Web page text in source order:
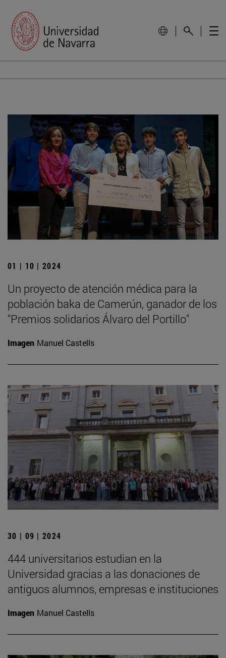
01 | 10 | 2024
Un proyecto de atención médica para la
población baka de Camerún, ganador de los
"Premios solidarios Álvaro del Portillo"
Imagen Manuel Castells
30 | 09 | 2024
444 universitarios estudian en la
Universidad gracias a las donaciones de
antiguos alumnos, empresas e instituciones
Imagen Manuel Castells